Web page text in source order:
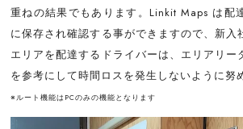
重ねの結果でもあります。Linkit Maps は配
に保存され確認する事ができますので、新入
エリアを配達するドライバーは、エリアリー
を参考にして時間ロスを発生しないように努
※ルート機能はPCのみの機能となります